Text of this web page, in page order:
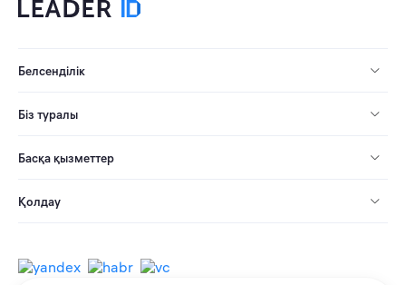
Белсенділік
Біз туралы
Басқа қызметтер
Қолдау